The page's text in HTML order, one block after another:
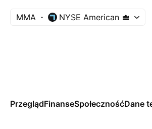
MMA NYSE American
PrzeglądFinanseSpołecznośćDane